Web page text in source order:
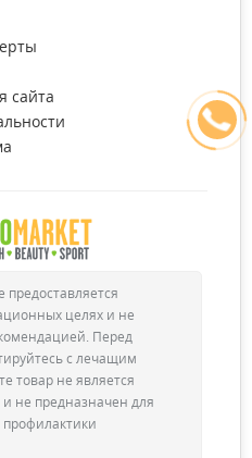
сайта
целях и не
Перед
с лечащим
товар не является
не предназначен для